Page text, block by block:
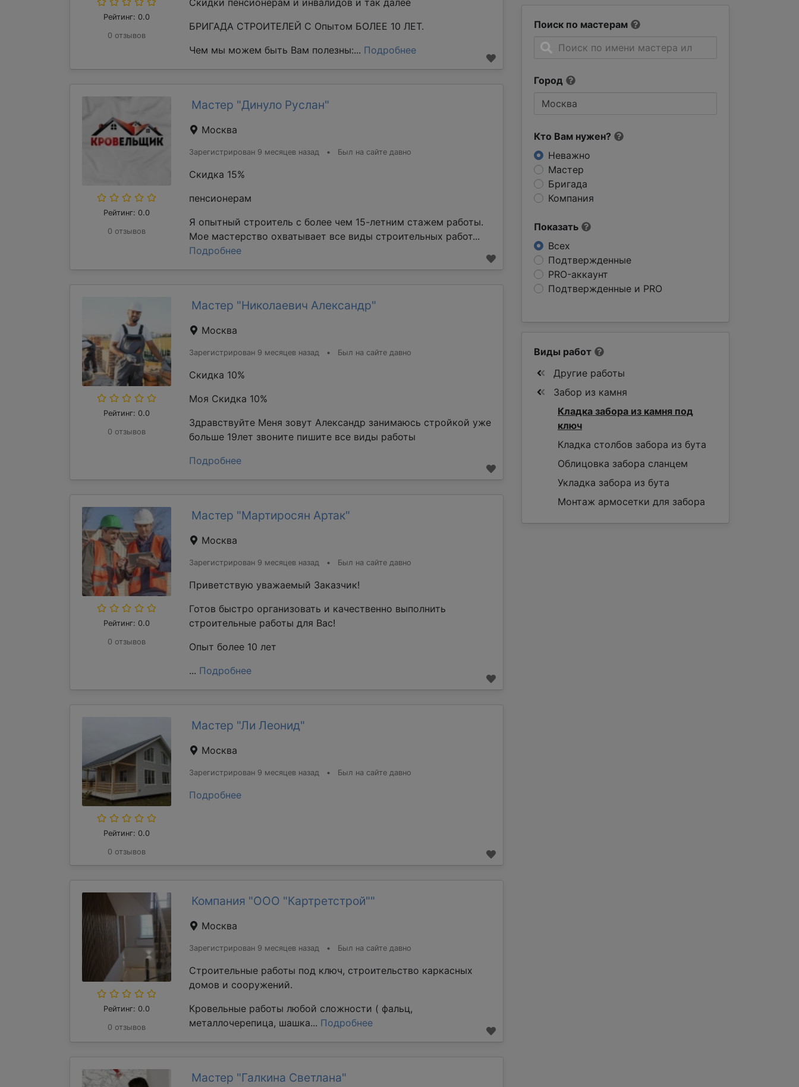
Поиск по мастерам
Город
Кто Вам нужен?
Неважно
Мастер
Бригада
Компания
Показать
Всех
Подтвержденные
PRO-аккаунт
Подтвержденные и PRO
Рейтинг: 0.0
0 отзывов
Скидки пенсионерам и инвалидов и так далее
БРИГАДА СТРОИТЕЛЕЙ С Опытом БОЛЕЕ 10 ЛЕТ.
Чем мы можем быть Вам полезны:... Подробнее
Рейтинг: 0.0
0 отзывов
Мастер "Динуло Руслан"
Москва
Зарегистрирован 9 месяцев назад • Был на сайте давно
Скидка 15%
пенсионерам
Я опытный строитель с более чем 15-летним стажем работы.
Мое мастерство охватывает все виды строительных работ...
Подробнее
Рейтинг: 0.0
0 отзывов
Мастер "Николаевич Александр"
Москва
Зарегистрирован 9 месяцев назад • Был на сайте давно
Скидка 10%
Моя Скидка 10%
Здравствуйте Меня зовут Александр занимаюсь стройкой уже
больше 19лет звоните пишите все виды работы
Подробнее
Рейтинг: 0.0
0 отзывов
Мастер "Мартиросян Артак"
Москва
Зарегистрирован 9 месяцев назад • Был на сайте давно
Приветствую уважаемый Заказчик!
Готов быстро организовать и качественно выполнить
строительные работы для Вас!
Опыт более 10 лет
... Подробнее
Рейтинг: 0.0
0 отзывов
Мастер "Ли Леонид"
Москва
Зарегистрирован 9 месяцев назад • Был на сайте давно
Подробнее
Рейтинг: 0.0
0 отзывов
Компания "ООО "Картретстрой""
Москва
Зарегистрирован 9 месяцев назад • Был на сайте давно
Строительные работы под ключ, строительство каркасных
домов и сооружений.
Кровельные работы любой сложности ( фальц,
металлочерепица, шашка... Подробнее
Мастер "Галкина Светлана"
Виды работ
Другие работы
Забор из камня
Кладка забора из камня под
ключ
Кладка столбов забора из бута
Облицовка забора сланцем
Укладка забора из бута
Монтаж армосетки для забора